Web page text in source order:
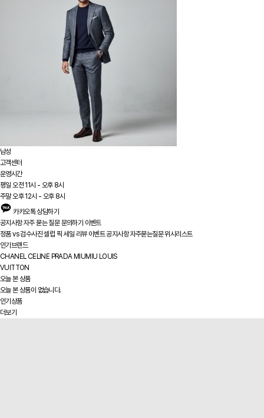
남성
고객센터
운영시간
평일 오전 11시 - 오후 8시
주말 오후 12시 - 오후 8시
카카오톡 상담하기
공지사항자주 묻는 질문문의하기 이벤트
정품 vs검수사진셀럽 픽 세일 리뷰 이벤트공지사항 자주묻는질문위시리스트
인기브랜드
CHANEL CELINE PRADA MIUMIU LOUIS
VUITTON
오늘 본 상품
오늘 본 상품이 없습니다.
인기상품
더보기